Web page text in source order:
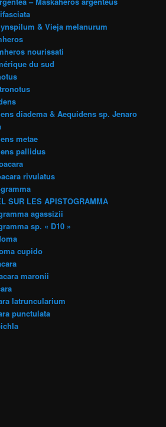
& Vieja melanurum
nourissati
du sud
diadema & Aequidens sp. Jenaro
metae
pallidus
rivulatus
SUR LES APISTOGRAMMA
agassizii
sp. « D10 »
cupido
maronii
latruncularium
punctulata